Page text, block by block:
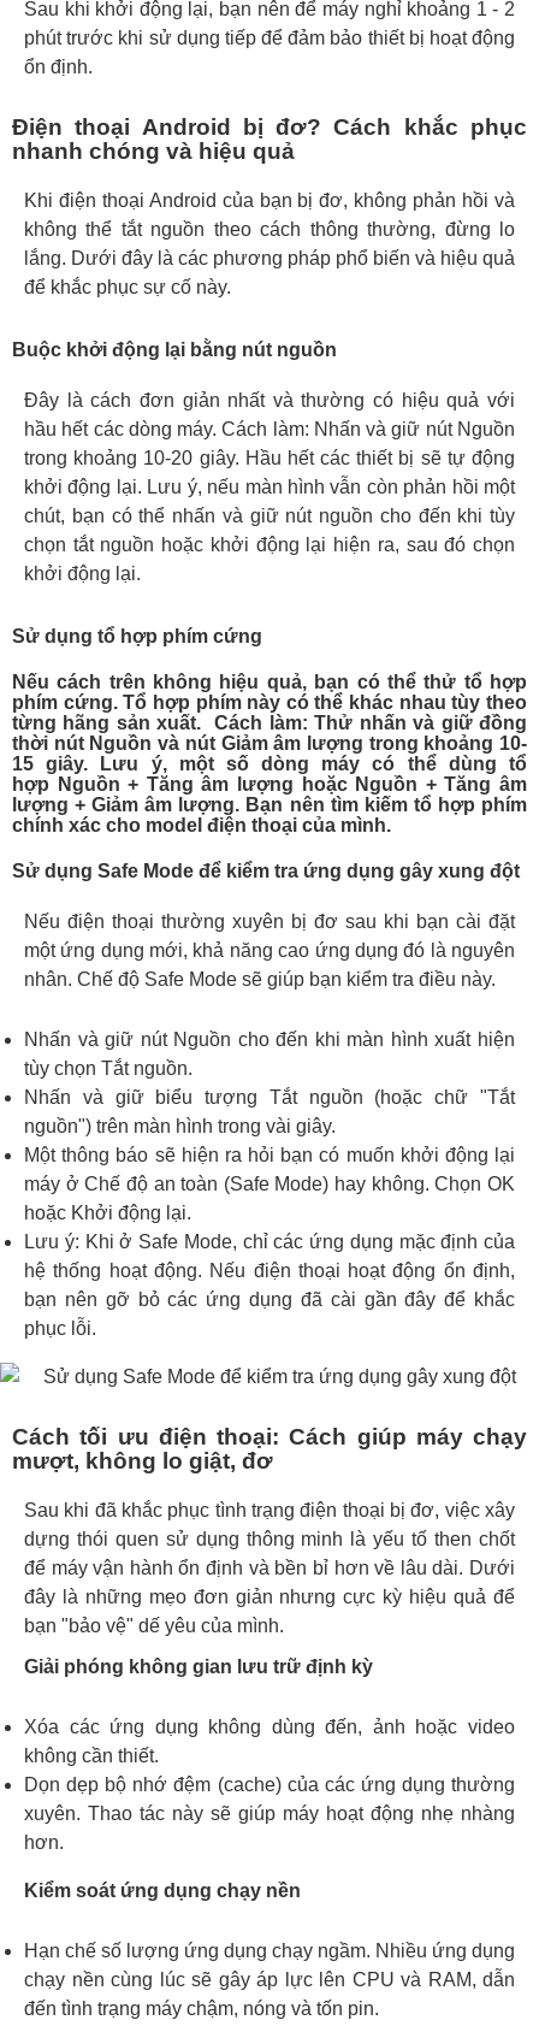
Sau khi khởi động lại, bạn nên để máy nghỉ khoảng 1 - 2
phút trước khi sử dụng tiếp để đảm bảo thiết bị hoạt động
ổn định.
Điện thoại Android bị đơ? Cách khắc phục
nhanh chóng và hiệu quả
Khi điện thoại Android của bạn bị đơ, không phản hồi và
không thể tắt nguồn theo cách thông thường, đừng lo
lắng. Dưới đây là các phương pháp phổ biến và hiệu quả
để khắc phục sự cố này.
Buộc khởi động lại bằng nút nguồn
Đây là cách đơn giản nhất và thường có hiệu quả với
hầu hết các dòng máy. Cách làm: Nhấn và giữ nút Nguồn
trong khoảng 10-20 giây. Hầu hết các thiết bị sẽ tự động
khởi động lại. Lưu ý, nếu màn hình vẫn còn phản hồi một
chút, bạn có thể nhấn và giữ nút nguồn cho đến khi tùy
chọn tắt nguồn hoặc khởi động lại hiện ra, sau đó chọn
khởi động lại.
Sử dụng tổ hợp phím cứng
Nếu cách trên không hiệu quả, bạn có thể thử tổ hợp
phím cứng. Tổ hợp phím này có thể khác nhau tùy theo
từng hãng sản xuất. Cách làm: Thử nhấn và giữ đồng
thời nút Nguồn và nút Giảm âm lượng trong khoảng 10-
15 giây. Lưu ý, một số dòng máy có thể dùng tổ
hợp Nguồn + Tăng âm lượng hoặc Nguồn + Tăng âm
lượng + Giảm âm lượng. Bạn nên tìm kiếm tổ hợp phím
chính xác cho model điện thoại của mình.
Sử dụng Safe Mode để kiểm tra ứng dụng gây xung đột
Nếu điện thoại thường xuyên bị đơ sau khi bạn cài đặt
một ứng dụng mới, khả năng cao ứng dụng đó là nguyên
nhân. Chế độ Safe Mode sẽ giúp bạn kiểm tra điều này.
Nhấn và giữ nút Nguồn cho đến khi màn hình xuất hiện
tùy chọn Tắt nguồn.
Nhấn và giữ biểu tượng Tắt nguồn (hoặc chữ "Tắt
nguồn") trên màn hình trong vài giây.
Một thông báo sẽ hiện ra hỏi bạn có muốn khởi động lại
máy ở Chế độ an toàn (Safe Mode) hay không. Chọn OK
hoặc Khởi động lại.
Lưu ý: Khi ở Safe Mode, chỉ các ứng dụng mặc định của
hệ thống hoạt động. Nếu điện thoại hoạt động ổn định,
bạn nên gỡ bỏ các ứng dụng đã cài gần đây để khắc
phục lỗi.
Cách tối ưu điện thoại: Cách giúp máy chạy
mượt, không lo giật, đơ
Sau khi đã khắc phục tình trạng điện thoại bị đơ, việc xây
dựng thói quen sử dụng thông minh là yếu tố then chốt
để máy vận hành ổn định và bền bỉ hơn về lâu dài. Dưới
đây là những mẹo đơn giản nhưng cực kỳ hiệu quả để
bạn "bảo vệ" dế yêu của mình.
Giải phóng không gian lưu trữ định kỳ
Xóa các ứng dụng không dùng đến, ảnh hoặc video
không cần thiết.
Dọn dẹp bộ nhớ đệm (cache) của các ứng dụng thường
xuyên. Thao tác này sẽ giúp máy hoạt động nhẹ nhàng
hơn.
Kiểm soát ứng dụng chạy nền
Hạn chế số lượng ứng dụng chạy ngầm. Nhiều ứng dụng
chạy nền cùng lúc sẽ gây áp lực lên CPU và RAM, dẫn
đến tình trạng máy chậm, nóng và tốn pin.